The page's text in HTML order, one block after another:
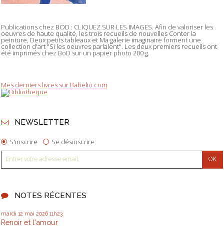
Publications chez BOD : CLIQUEZ SUR LES IMAGES. Afin de valoriser les
oeuvres de haute qualité, les trois recueils de nouvelles Conter la
peinture, Deux petits tableaux et Ma galerie imaginaire forment une
collection d'art "Si les oeuvres parlaient". Les deux premiers recueils ont
été imprimés chez BoD sur un papier photo 200 g.
Mes derniers livres sur Babelio.com
NEWSLETTER
S'inscrire Se désinscrire
NOTES RÉCENTES
mardi 12 mai 2026 11h23
Renoir et l'amour